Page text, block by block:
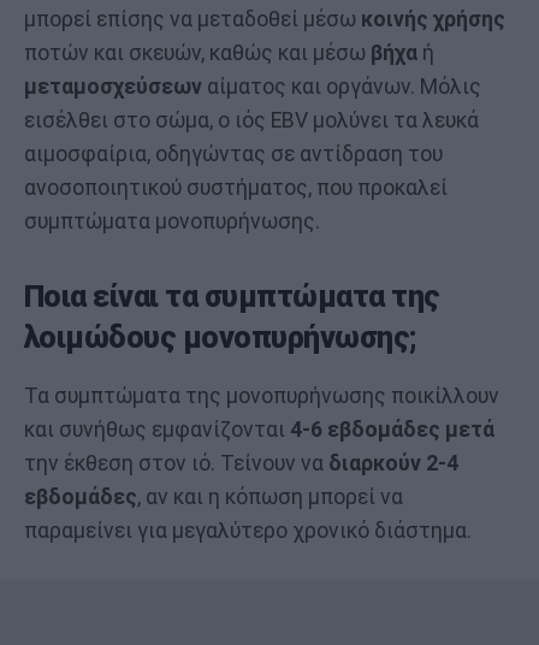
μπορεί επίσης να μεταδοθεί μέσω κοινής χρήσης
ποτών και σκευών, καθώς και μέσω βήχα ή
μεταμοσχεύσεων αίματος και οργάνων. Μόλις
εισέλθει στο σώμα, ο ιός EBV μολύνει τα λευκά
αιμοσφαίρια, οδηγώντας σε αντίδραση του
ανοσοποιητικού συστήματος, που προκαλεί
συμπτώματα μονοπυρήνωσης.
Ποια είναι τα συμπτώματα της
λοιμώδους μονοπυρήνωσης;
Τα συμπτώματα της μονοπυρήνωσης ποικίλλουν
και συνήθως εμφανίζονται 4-6 εβδομάδες μετά
την έκθεση στον ιό. Τείνουν να διαρκούν 2-4
εβδομάδες, αν και η κόπωση μπορεί να
παραμείνει για μεγαλύτερο χρονικό διάστημα.